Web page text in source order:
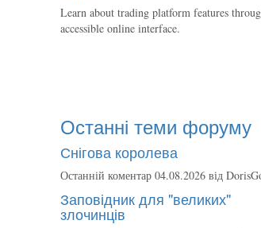
Learn about trading platform features
accessible online interface.
Останні теми форуму
Снігова королева
Останній коментар 04.08.2026 від
Заповідник для "великих"
злочинців